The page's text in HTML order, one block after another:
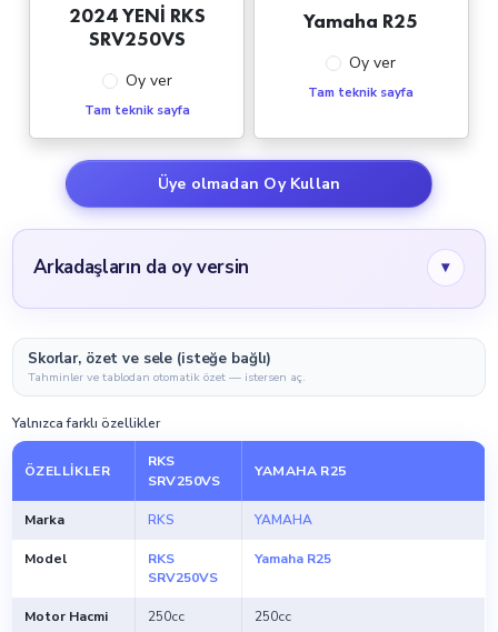
2024 YENİ RKS
SRV250VS
Oy ver
Tam teknik sayfa
Yamaha R25
Oy ver
Tam teknik sayfa
Üye olmadan Oy Kullan
Arkadaşların da oy versin ▾
Skorlar, özet ve sele (isteğe bağlı)
Tahminler ve tablodan otomatik özet — istersen aç.
Yalnızca farklı özellikler
ÖZELLIKLER
RKS
SRV250VS
YAMAHA R25
Marka RKS YAMAHA
Model
RKS
SRV250VS
Yamaha R25
Motor Hacmi 250cc 250cc